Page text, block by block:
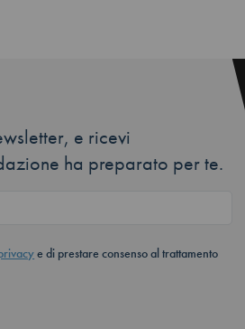
e ricevi
ha preparato per te.
e di prestare consenso al trattamento